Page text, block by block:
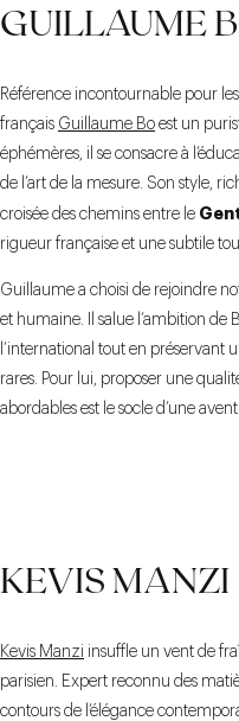
GUILLAUME
Référence incontournable pour
français Guillaume Bo est un
éphémères, il se consacre à
de l’art de la mesure. Son style,
croisée des chemins entre le
rigueur française et une subtile
Guillaume a choisi de rejoindre
et humaine. Il salue l’ambition de
l’international tout en préservant
rares. Pour lui, proposer une
abordables est le socle d’une
KEVIS MANZI
Kevis Manzi insuffle un vent de
parisien. Expert reconnu des
contours de l’élégance